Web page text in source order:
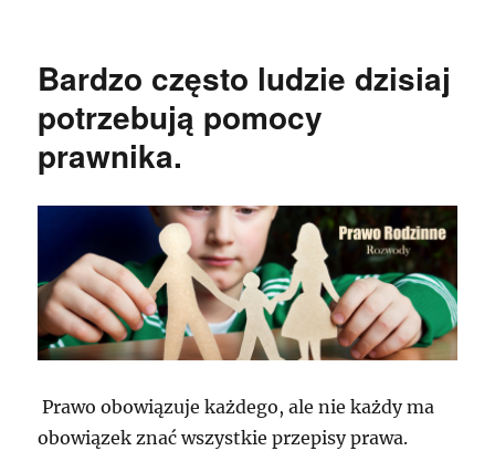
Bardzo często ludzie dzisiaj
potrzebują pomocy
prawnika.
Prawo obowiązuje każdego, ale nie każdy ma
obowiązek znać wszystkie przepisy prawa.